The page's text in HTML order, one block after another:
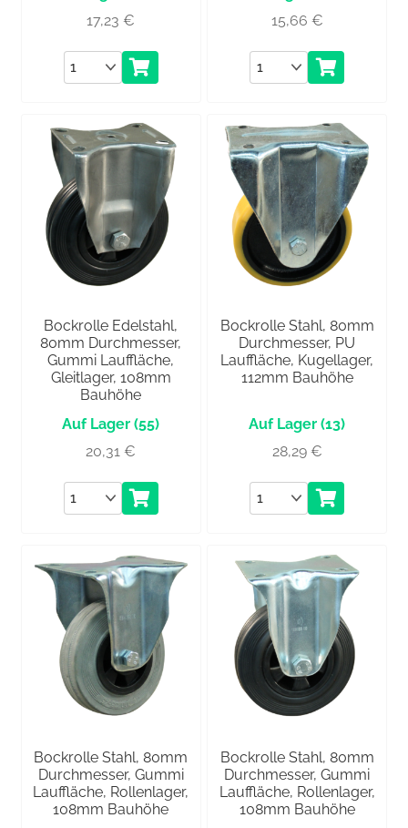
17,23€
Anzahl
15,66 €
Anzahl
Bockrolle Edelstahl,
80mm Durchmesser,
Gummi Lauffläche,
Gleitlager, 108mm
Bauhöhe
(55)
20,31€
Anzahl
Bockrolle Stahl, 80mm
Durchmesser, PU
Lauffläche, Kugellager,
112mm Bauhöhe
(13)
28,29 €
Anzahl
Bockrolle Stahl, 80mm
Durchmesser, Gummi
Lauffläche, Rollenlager,
108mm Bauhöhe
Bockrolle Stahl, 80mm
Durchmesser, Gummi
Lauffläche, Rollenlager,
108mm Bauhöhe